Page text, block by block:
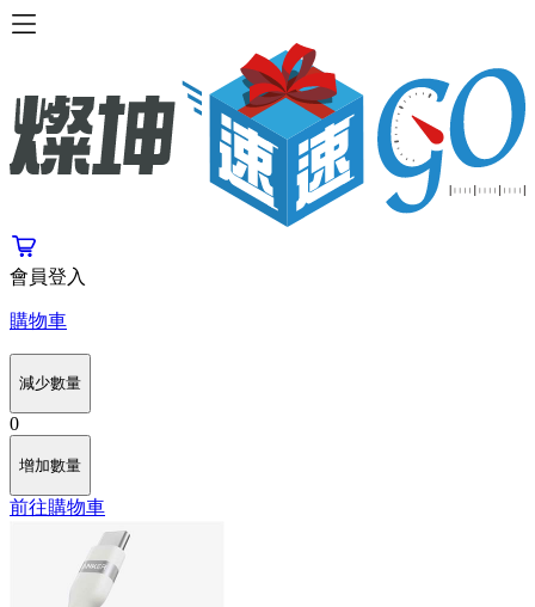
會員登入
購物車
減少數量
0
增加數量
前往購物車